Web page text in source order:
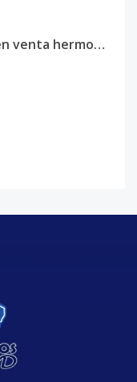
Paseo del sendero, Vistacana, en venta hermosas villas unifamiliares donde podras creas hermosos recuerdos en familia!